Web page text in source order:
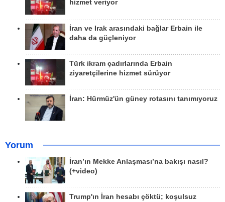
hizmet veriyor
İran ve Irak arasındaki bağlar Erbain ile
daha da güçleniyor
Türk ikram çadırlarında Erbain
ziyaretçilerine hizmet sürüyor
İran: Hürmüz'ün güney rotasını tanımıyoruz
Yorum
İran’ın Mekke Anlaşması’na bakışı nasıl?
(+video)
Trump'ın İran hesabı çöktü; koşulsuz